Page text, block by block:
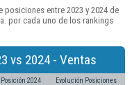
entre 2023 y 2024 de
por cada uno de los rankings
vs 2024 - Ventas
Posición 2024 Evolución Posiciones